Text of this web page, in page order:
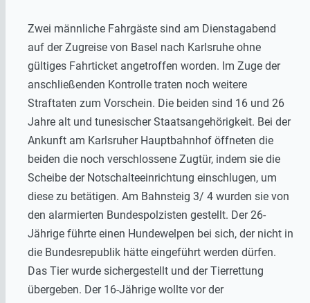
Zwei männliche Fahrgäste sind am Dienstagabend
auf der Zugreise von Basel nach Karlsruhe ohne
gültiges Fahrticket angetroffen worden. Im Zuge der
anschließenden Kontrolle traten noch weitere
Straftaten zum Vorschein. Die beiden sind 16 und 26
Jahre alt und tunesischer Staatsangehörigkeit. Bei der
Ankunft am Karlsruher Hauptbahnhof öffneten die
beiden die noch verschlossene Zugtür, indem sie die
Scheibe der Notschalteeinrichtung einschlugen, um
diese zu betätigen. Am Bahnsteig 3/ 4 wurden sie von
den alarmierten Bundespolzisten gestellt. Der 26-
Jährige führte einen Hundewelpen bei sich, der nicht in
die Bundesrepublik hätte eingeführt werden dürfen.
Das Tier wurde sichergestellt und der Tierrettung
übergeben. Der 16-Jährige wollte vor der